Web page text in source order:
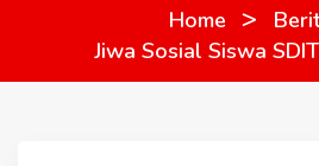
Home >
Jiwa Sosial Siswa